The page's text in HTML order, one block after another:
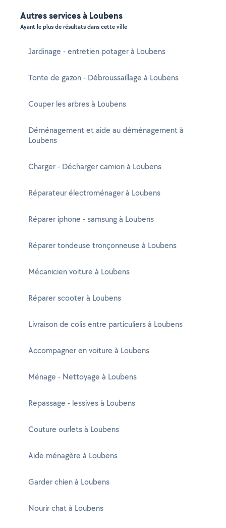
Autres services à Loubens
Ayant le plus de résultats dans cette ville
Jardinage - entretien potager à Loubens
Tonte de gazon - Débroussaillage à Loubens
Couper les arbres à Loubens
Déménagement et aide au déménagement à
Loubens
Charger - Décharger camion à Loubens
Réparateur électroménager à Loubens
Réparer iphone - samsung à Loubens
Réparer tondeuse tronçonneuse à Loubens
Mécanicien voiture à Loubens
Réparer scooter à Loubens
Livraison de colis entre particuliers à Loubens
Accompagner en voiture à Loubens
Ménage - Nettoyage à Loubens
Repassage - lessives à Loubens
Couture ourlets à Loubens
Aide ménagère à Loubens
Garder chien à Loubens
Nourir chat à Loubens